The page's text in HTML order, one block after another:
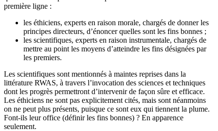
première ligne :
les éthiciens, experts en raison morale, chargés de donner les
principes directeurs, d’énoncer quelles sont les fins bonnes ;
les scientifiques, experts en raison instrumentale, chargés de
mettre au point les moyens d’atteindre les fins désignées par
les premiers.
Les scientifiques sont mentionnés à maintes reprises dans la
littérature RWAS, à travers l’invocation des sciences et techniques
dont les progrès permettront d’intervenir de façon sûre et efficace.
Les éthiciens ne sont pas explicitement cités, mais sont néanmoins
on ne peut plus présents, puisque ce sont eux qui tiennent la plume.
Font-ils leur office (définir les fins bonnes) ? En apparence
seulement.